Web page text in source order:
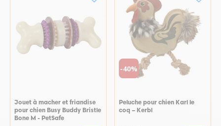
Jouet à macher et friandise
pour chien Busy Buddy Bristle
Bone M - PetSafe
-40%
Peluche pour chien Karl le
coq – Kerbl